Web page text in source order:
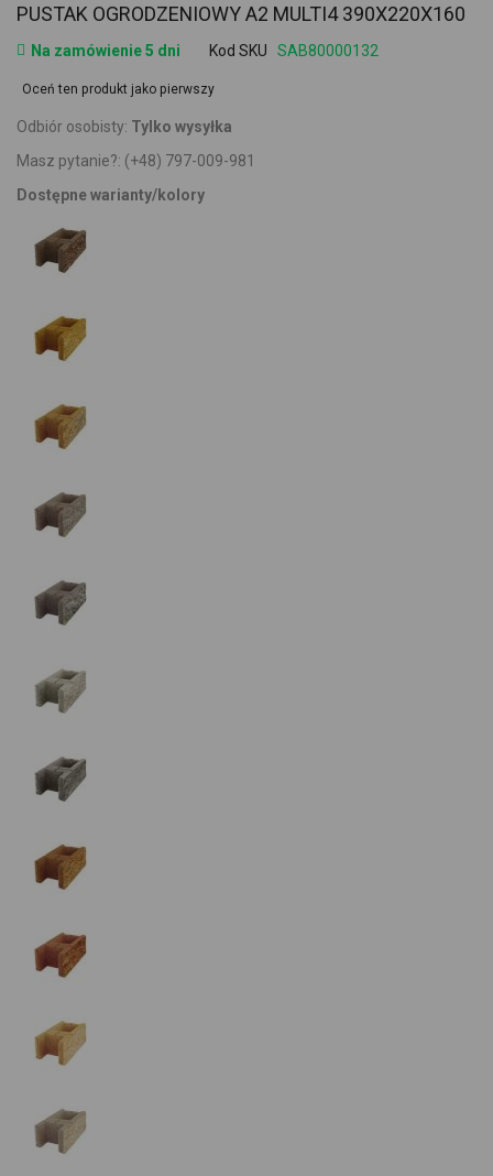
PUSTAK OGRODZENIOWY A2 MULTI4 390X220X160
Na zamówienie 5 dni Kod SKU SAB80000132
Oceń ten produkt jako pierwszy
Odbiór osobisty: Tylko wysyłka
Masz pytanie?: (+48) 797-009-981
Dostępne warianty/kolory